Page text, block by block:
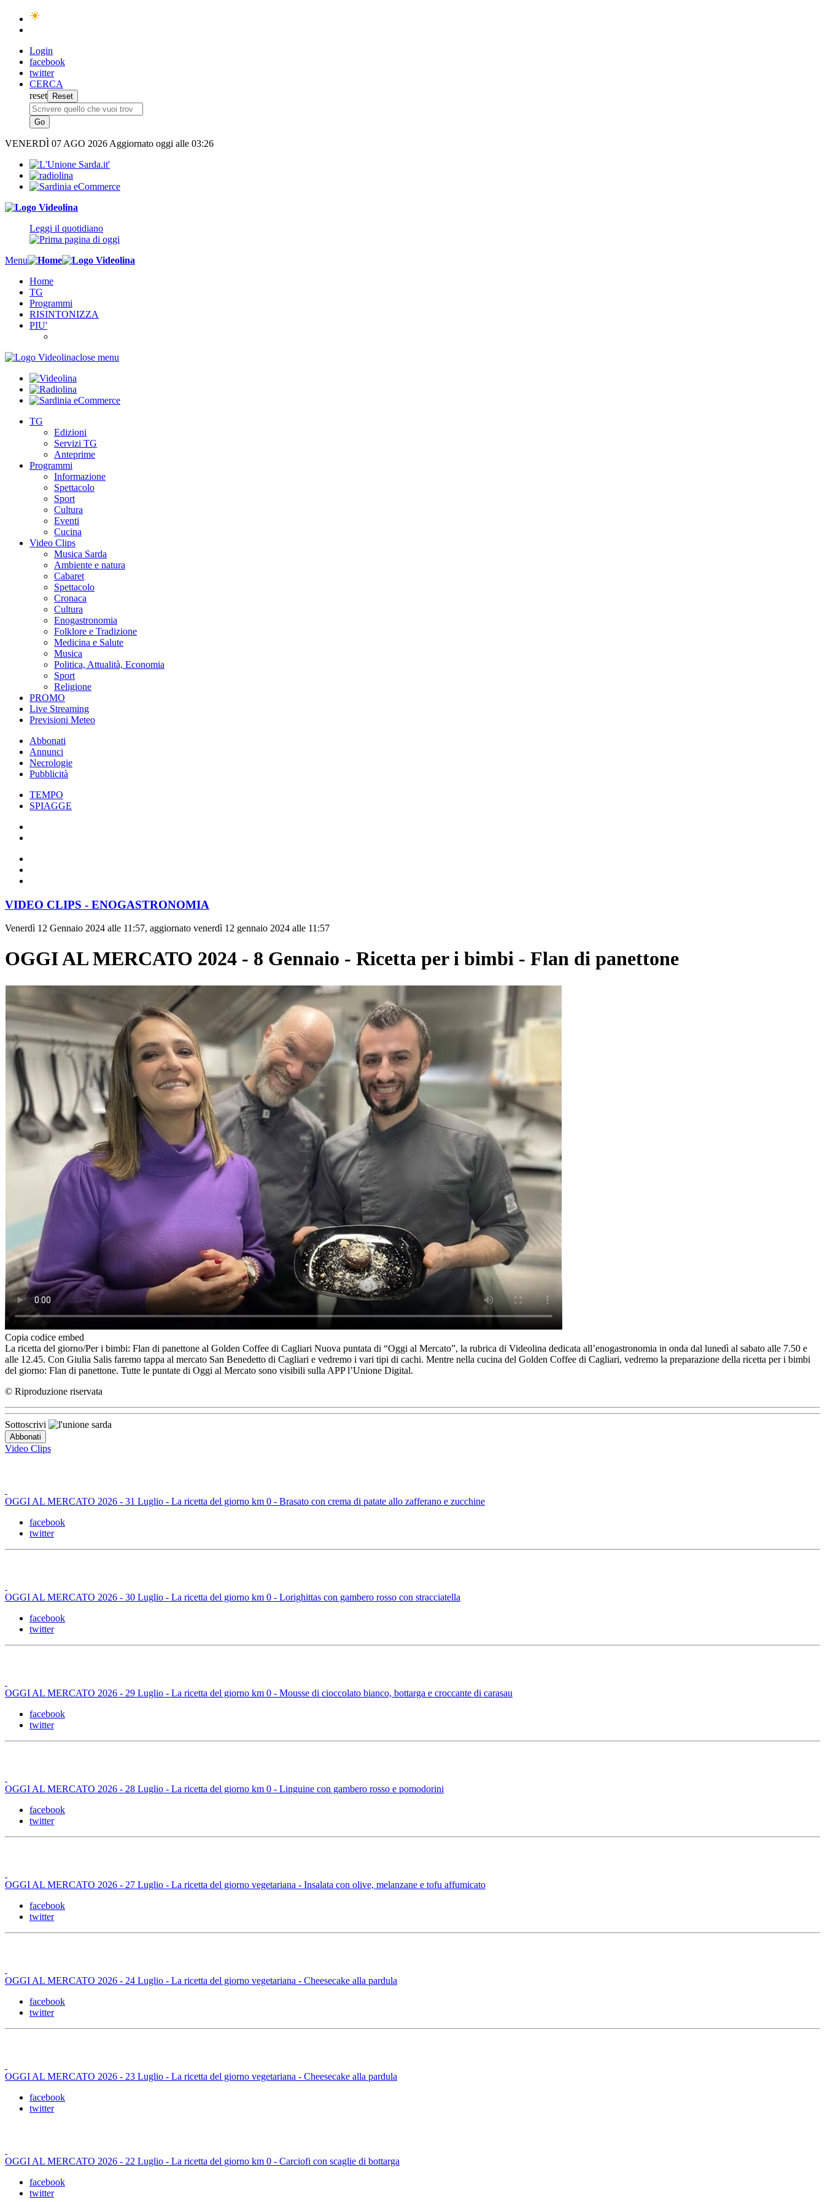
Login
facebook
twitter
CERCA
reset
VENERDÌ 07 AGO 2026 Aggiornato oggi alle 03:26
Leggi il quotidiano
Menu
Home
TG
Programmi
RISINTONIZZA
PIU'
close menu
TG
Edizioni
Servizi TG
Anteprime
Programmi
Informazione
Spettacolo
Sport
Cultura
Eventi
Cucina
Video Clips
Musica Sarda
Ambiente e natura
Cabaret
Spettacolo
Cronaca
Cultura
Enogastronomia
Folklore e Tradizione
Medicina e Salute
Musica
Politica, Attualità, Economia
Sport
Religione
PROMO
Live Streaming
Previsioni Meteo
Abbonati
Annunci
Necrologie
Pubblicità
TEMPO
SPIAGGE
VIDEO CLIPS - ENOGASTRONOMIA
Venerdì 12 Gennaio 2024 alle 11:57, aggiornato venerdì 12 gennaio 2024 alle 11:57
OGGI AL MERCATO 2024 - 8 Gennaio - Ricetta per i bimbi - Flan di panettone
Copia codice embed
La ricetta del giorno/Per i bimbi: Flan di panettone al Golden Coffee di Cagliari Nuova puntata di “Oggi al Mercato”, la rubrica di Videolina dedicata all’enogastronomia in onda dal lunedì al sabato alle 7.50 e
alle 12.45. Con Giulia Salis faremo tappa al mercato San Benedetto di Cagliari e vedremo i vari tipi di cachi. Mentre nella cucina del Golden Coffee di Cagliari, vedremo la preparazione della ricetta per i bimbi
del giorno: Flan di panettone. Tutte le puntate di Oggi al Mercato sono visibili sulla APP l’Unione Digital.
© Riproduzione riservata
Sottoscrivi
Video Clips
OGGI AL MERCATO 2026 - 31 Luglio - La ricetta del giorno km 0 - Brasato con crema di patate allo zafferano e zucchine
facebook
twitter
OGGI AL MERCATO 2026 - 30 Luglio - La ricetta del giorno km 0 - Lorighittas con gambero rosso con stracciatella
facebook
twitter
OGGI AL MERCATO 2026 - 29 Luglio - La ricetta del giorno km 0 - Mousse di cioccolato bianco, bottarga e croccante di carasau
facebook
twitter
OGGI AL MERCATO 2026 - 28 Luglio - La ricetta del giorno km 0 - Linguine con gambero rosso e pomodorini
facebook
twitter
OGGI AL MERCATO 2026 - 27 Luglio - La ricetta del giorno vegetariana - Insalata con olive, melanzane e tofu affumicato
facebook
twitter
OGGI AL MERCATO 2026 - 24 Luglio - La ricetta del giorno vegetariana - Cheesecake alla pardula
facebook
twitter
OGGI AL MERCATO 2026 - 23 Luglio - La ricetta del giorno vegetariana - Cheesecake alla pardula
facebook
twitter
OGGI AL MERCATO 2026 - 22 Luglio - La ricetta del giorno km 0 - Carciofi con scaglie di bottarga
facebook
twitter